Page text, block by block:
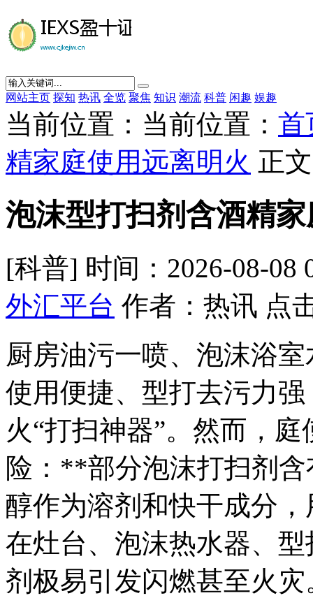
网站主页 探知 热讯 全览 聚焦 知识 潮流 科普 闲趣 娱趣
当前位置：当前位置： 首
精家庭使用远离明火 正文
泡沫型打扫剂含酒精
[科普] 时间：2026-08-08
外汇平台 作者：热讯 点
厨房油污一喷、泡沫浴
使用便捷、型打去污力强
火“打扫神器”。然而，
险：**部分泡沫打扫剂
醇作为溶剂和快干成分
在灶台、泡沫热水器、
剂极易引发闪燃甚至火